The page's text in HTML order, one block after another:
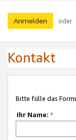
Anmelden oder
Kontakt
Bitte fülle das
Ihr Name: *